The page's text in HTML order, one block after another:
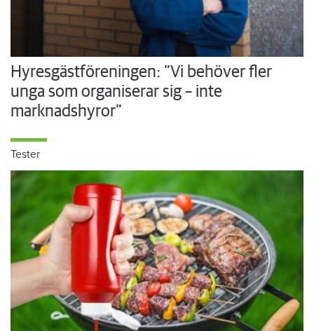
Hyresgästföreningen: ”Vi behöver fler
unga som organiserar sig – inte
marknadshyror”
Tester